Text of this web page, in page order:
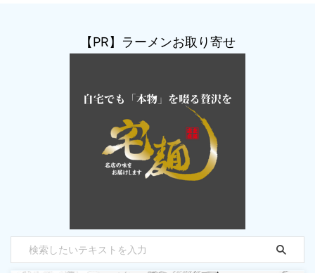
【PR】ラーメンお取り寄せ